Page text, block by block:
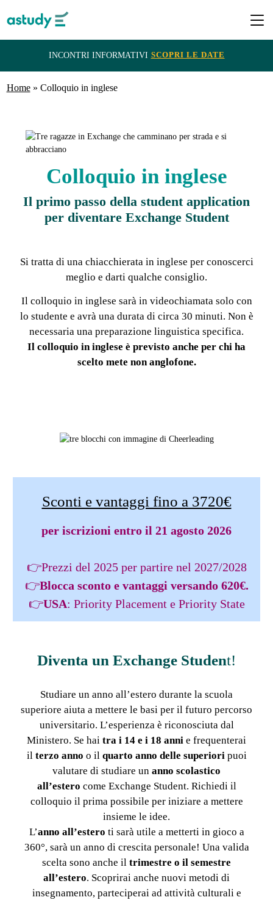
INCONTRI INFORMATIVI SCOPRI LE DATE
Destinazioni
Programmi
ITACA
Borse
e
informazioni
Home» Colloquio in inglese
Colloquio in inglese
Il primo passo della student application
per diventare Exchange Student
Si tratta di una chiacchierata in inglese per conoscerci
meglio e darti qualche consiglio.
Il colloquio in inglese sarà in videochiamata solo con
lo studente e avrà una durata di circa 30 minuti. Non è
necessaria una preparazione linguistica specifica.
Il colloquio in inglese è previsto anche per chi ha
scelto mete non anglofone.
Sconti e vantaggi fino a 3720€
per iscrizioni entro il 21 agosto 2026
👉Prezzi del 2025 per partire nel 2027/2028
👉Blocca sconto e vantaggi versando 620€.
👉USA: Priority Placement e Priority State
Diventa un Exchange Student!
Studiare un anno all’estero durante la scuola
superiore aiuta a mettere le basi per il futuro percorso
universitario. L’esperienza è riconosciuta dal
Ministero. Se hai tra i 14 e i 18 anni e frequenterai
ilterzo anno o ilquarto anno delle superioripuoi
valutare di studiare un anno scolastico
all’estero come Exchange Student. Richiedi il
colloquio il prima possibile per iniziare a mettere
insieme le idee.
L’anno all’estero ti sarà utile a metterti in gioco a
360°, sarà un anno di crescita personale! Una valida
scelta sono anche il trimestre o il semestre
all’estero. Scoprirai anche nuovi metodi di
insegnamento, parteciperai ad attività culturali e